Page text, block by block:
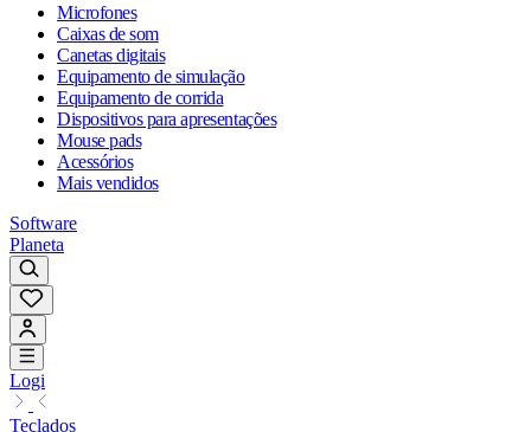
Microfones
Caixas de som
Canetas digitais
Equipamento de simulação
Equipamento de corrida
Dispositivos para apresentações
Mouse pads
Acessórios
Mais vendidos
Software
Planeta
Logi
Teclados